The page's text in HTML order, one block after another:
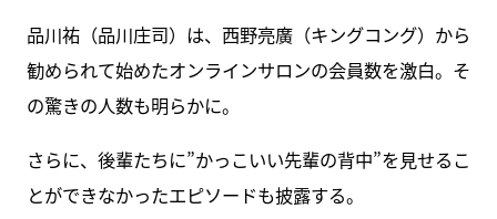
品川祐（品川庄司）は、西野亮廣（キングコング）から
勧められて始めたオンラインサロンの会員数を激白。そ
の驚きの人数も明らかに。
さらに、後輩たちに”かっこいい先輩の背中”を見せるこ
とができなかったエピソードも披露する。